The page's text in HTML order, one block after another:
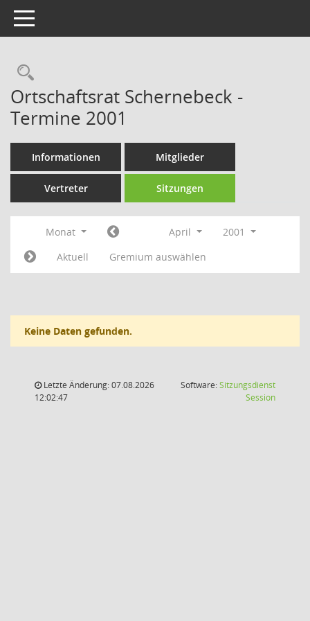
Toggle navigation
Rechercheauswahl
Ortschaftsrat Schernebeck -
Termine 2001
Informationen Mitglieder
Vertreter Sitzungen
Monat April
2001
Aktuell
Gremium auswählen
Keine Daten gefunden.
Letzte Änderung: 07.08.2026
12:02:47
Software:Sitzungsdienst
Session(Wird in